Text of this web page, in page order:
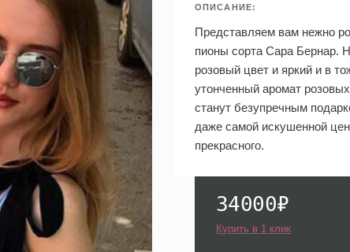
ОПИСАНИЕ:
Представляем вам нежно
пионы сорта Сара Бернар.
розовый цвет и яркий и в
утонченный аромат
станут безупречным
даже самой искушенной
прекрасного.
34000₽
Купить в 1 клик